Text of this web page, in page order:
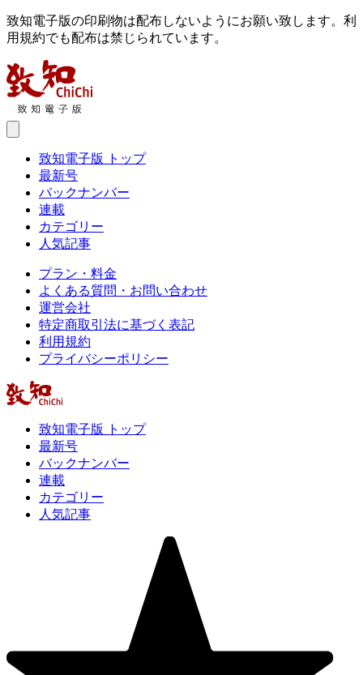
致知電子版の印刷物は配布しないようにお願い致します。利
用規約でも配布は禁じられています。
致知電子版 トップ
最新号
バックナンバー
連載
カテゴリー
人気記事
プラン・料金
よくある質問・お問い合わせ
運営会社
特定商取引法に基づく表記
利用規約
プライバシーポリシー
致知電子版 トップ
最新号
バックナンバー
連載
カテゴリー
人気記事